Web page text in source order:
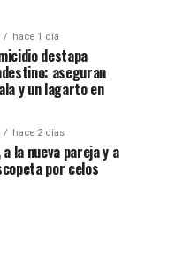
hace 1 día
destapa
aseguran
y un lagarto en
hace 2 días
la nueva pareja y a
por celos